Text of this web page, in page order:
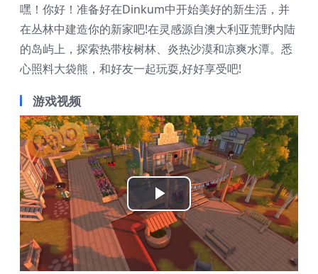
嘿！你好！准备好在Dinkum中开始美好的新生活，并
在丛林中建造你的新家吧!在灵感源自澳大利亚荒野内陆
的岛屿上，探索热带桉树林、炎热沙漠和凉爽水潭。悉
心照料大袋熊，和好友一起玩耍,好好享受吧!
游戏视频
Play
Video